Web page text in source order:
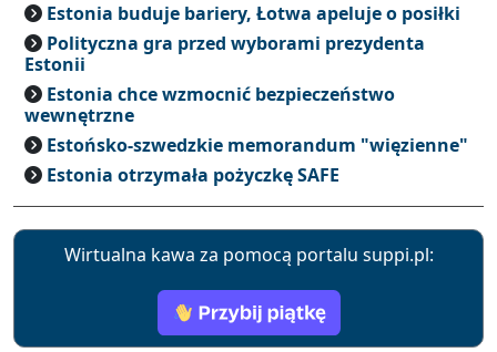
Estonia buduje bariery, Łotwa apeluje o posiłki
Polityczna gra przed wyborami prezydenta
Estonii
Estonia chce wzmocnić bezpieczeństwo
wewnętrzne
Estońsko-szwedzkie memorandum "więzienne"
Estonia otrzymała pożyczkę SAFE
Wirtualna kawa za pomocą portalu suppi.pl: